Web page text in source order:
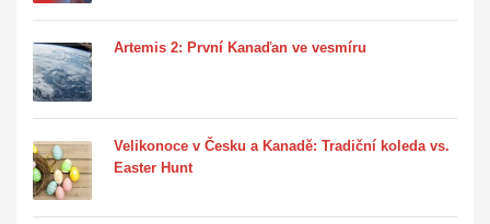
Artemis 2: První Kanaďan ve vesmíru
Velikonoce v Česku a Kanadě: Tradiční koleda vs.
Easter Hunt